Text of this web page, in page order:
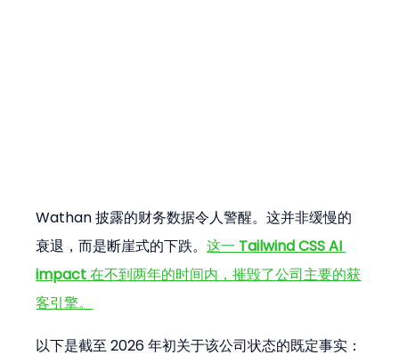
Wathan 披露的财务数据令人警醒。这并非缓慢的
衰退，而是断崖式的下跌。这一 Tailwind CSS AI
impact 在不到两年的时间内，摧毁了公司主要的获
客引擎。
以下是截至 2026 年初关于该公司状态的既定事实：